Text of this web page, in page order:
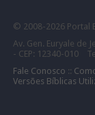
© 2008- 2026 Portal
Av. Gen. Euryale de
- CEP: 12340-010
Fale Conosco ::
Versões Bíblicas